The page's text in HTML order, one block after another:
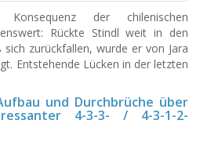
der chilenischen
Rückte Stindl weit in den
zurückfallen, wurde er von Jara
Entstehende Lücken in der letzten
und Durchbrüche über
4-3-3- / 4-3-1-2-